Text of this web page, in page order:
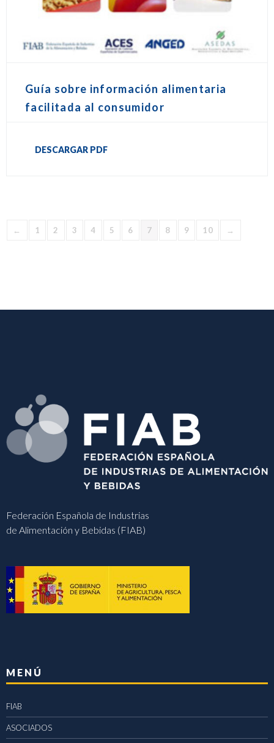
Guía sobre información alimentaria
facilitada al consumidor
DESCARGAR PDF
← 1 2 3 4 5 6 7 8 9 10 →
Federación Española de Industrias
de Alimentación y Bebidas (FIAB)
MENÚ
FIAB
ASOCIADOS